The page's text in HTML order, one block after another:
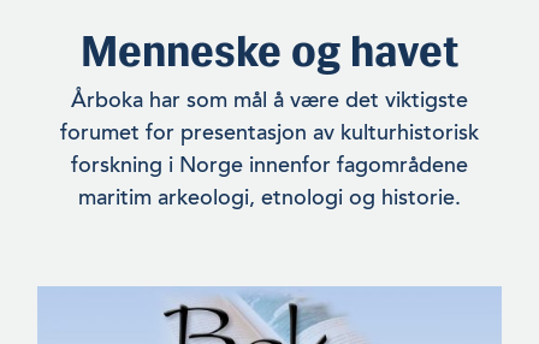
Menneske og havet
Årboka har som mål å være det viktigste
forumet for presentasjon av kulturhistorisk
forskning i Norge innenfor fagområdene
maritim arkeologi, etnologi og histor­ie.